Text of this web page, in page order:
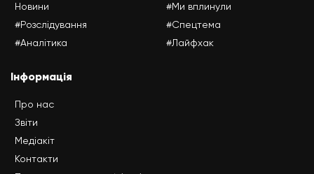
Новини
#Розслідування
#Аналітика
#Ми вплинули
#Спецтема
#Лайфхак
Інформація
Про нас
Звіти
Медіакіт
Контакти